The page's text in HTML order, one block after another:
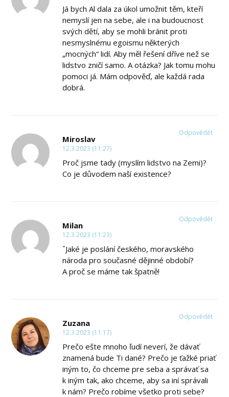
Já bych Al dala za úkol umožnit těm, kteří
nemyslí jen na sebe, ale i na budoucnost
svých dětí, aby se mohli bránit proti
nesmyslnému egoismu některých
„mocných“ lidí. Aby měl řešení dříve než se
lidstvo zničí samo. A otázka? Jak tomu mohu
pomoci já. Mám odpověď, ale každá rada
dobrá.
Miroslav
12.3.2023 (11:27)
Proč jsme tady (myslím lidstvo na Zemi)?
Co je důvodem naší existence?
Odpovědět
Milan
12.3.2023 (11:23)
ˇJaké je poslání českého, moravského
národa pro současné dějinné období?
A proč se máme tak špatně!
Odpovědět
Zuzana
12.3.2023 (11:17)
Prečo ešte mnoho ľudí neverí, že dávať
znamená bude Ti dané? Prečo je ťažké priať
iným to, čo chceme pre seba a správať sa
k iným tak, ako chceme, aby sa iní správali
k nám? Prečo robíme všetko proti sebe?
Odpovědět